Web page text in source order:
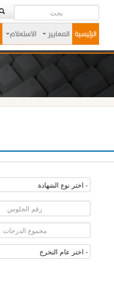
الاستعلام المعايير الرئيسية